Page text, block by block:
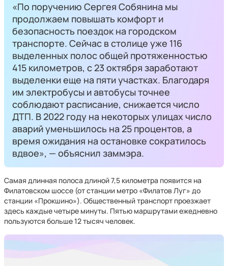
«По поручению Сергея Собянина мы
продолжаем повышать комфорт и
безопасность поездок на городском
транспорте. Сейчас в столице уже 116
выделенных полос общей протяженностью
415 километров, с 23 октября заработают
выделенки еще на пяти участках. Благодаря
им электробусы и автобусы точнее
соблюдают расписание, снижается число
ДТП. В 2022 году на некоторых улицах число
аварий уменьшилось на 25 процентов, а
время ожидания на остановке сократилось
вдвое», — объяснил заммэра.
Самая длинная полоса длиной 7,5 километра появится на
Филатовском шоссе (от станции метро «Филатов Луг» до
станции «Прокшино»). Общественный транспорт проезжает
здесь каждые четыре минуты. Пятью маршрутами ежедневно
пользуются больше 12 тысяч человек.